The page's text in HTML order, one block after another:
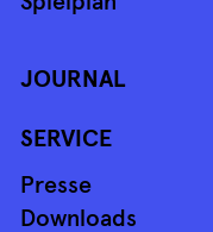
JOURNAL
SERVICE
Presse
Downloads